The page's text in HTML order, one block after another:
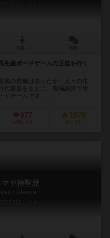
7.2
生産ボードゲームの王道を行く
病の脅威は去ったが、人々の生
背景をもとに、農場経営で生
ドゲームです。 ...
977
お気に入り
1879
持ってる
ヤ神聖歴
Calendar
7.4